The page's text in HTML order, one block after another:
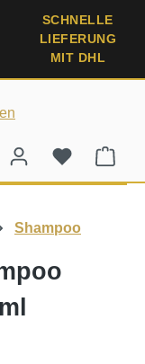
SCHNELLE
LIEFERUNG
MIT DHL
Shampoo